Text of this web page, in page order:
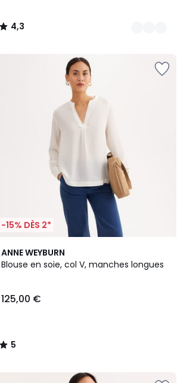
4,3
/
-15% DÈS 2*
ANNE WEYBURN
Blouse en soie, col V, manches longues
125,00 €
5
/
5
/